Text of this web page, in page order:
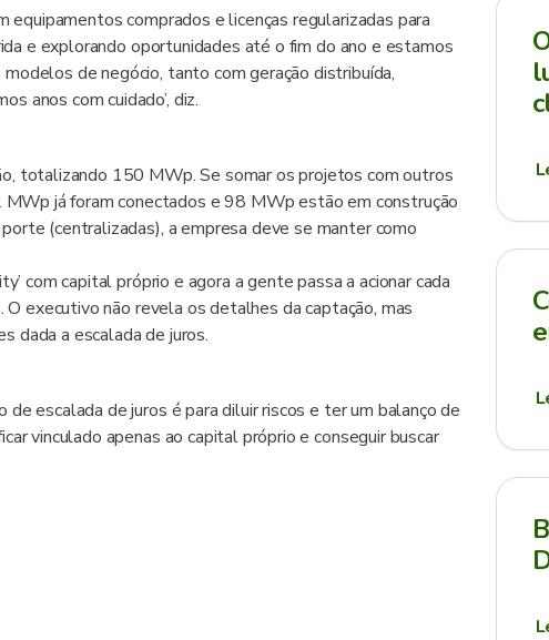
comprados e licenças regularizadas para
e explorando oportunidades até o fim do ano e estamos
de negócio, tanto com geração distribuída,
anos com cuidado’, diz.
totalizando 150 MWp. Se somar os projetos com outros
já foram conectados e 98 MWp estão em construção
(centralizadas), a empresa deve se manter como
com capital próprio e agora a gente passa a acionar cada
executivo não revela os detalhes da captação, mas
dada a escalada de juros.
escalada de juros é para diluir riscos e ter um balanço de
vinculado apenas ao capital próprio e conseguir buscar